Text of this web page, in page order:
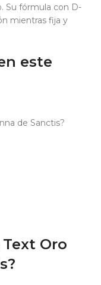
Su fórmula con D-
mientras fija y
este
de Sanctis?
Oro